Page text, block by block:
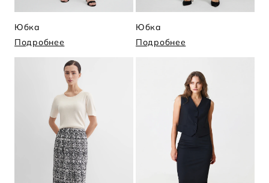
Юбка
Подробнее
Юбка
Подробнее